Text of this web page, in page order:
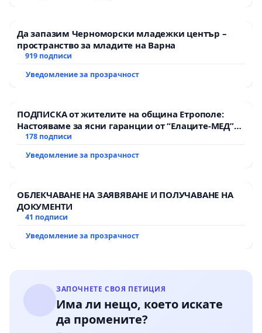
Габрово се представя като „зелен град“
носител на наградата „Европейски зелен лист“,
както и град със стратегия за “нулев въглероден
Научните данни са категорични– старите
климатичните промени и замърсяването в
Какво искаме?
Всяко дърво да бъде оценено
Информацията да бъде публична.
Да бъде обновен в максимално кратки
срокове - до края на 2025 г. списъкът с
Да запазим Черноморски младежки център –
пространство за младите на Варна
919 подписи
Уведомление за прозрачност
ПОДПИСКА от жителите на община Етрополе:
Настояваме за ясни гаранции от “Елаците-МЕД”
АД и от държавата, че ще се изпълнят всички
178 подписи
Уведомление за прозрачност
ОБЛЕКЧАВАНЕ НА ЗАЯВЯВАНЕ И ПОЛУЧАВАНЕ НА
ДОКУМЕНТИ
41 подписи
Уведомление за прозрачност
ЗАПОЧНЕТЕ СВОЯ ПЕТИЦИЯ
Има ли нещо, което искате
да промените?